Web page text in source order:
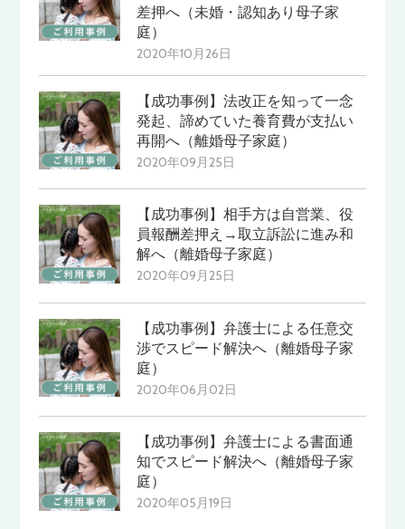
差押へ（未婚・認知あり母子家
庭）
2020年10月26日
【成功事例】法改正を知って一念
発起、諦めていた養育費が支払い
再開へ（離婚母子家庭）
2020年09月25日
【成功事例】相手方は自営業、役
員報酬差押え→取立訴訟に進み和
解へ（離婚母子家庭）
2020年09月25日
【成功事例】弁護士による任意交
渉でスピード解決へ（離婚母子家
庭）
2020年06月02日
【成功事例】弁護士による書面通
知でスピード解決へ（離婚母子家
庭）
2020年05月19日